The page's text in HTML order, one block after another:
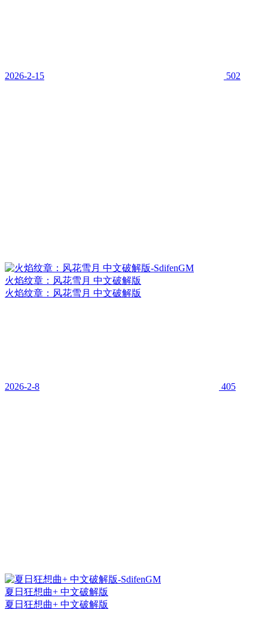
2026-2-15 502
火焰纹章：风花雪月 中文破解版
火焰纹章：风花雪月 中文破解版
2026-2-8 405
夏日狂想曲+ 中文破解版
夏日狂想曲+ 中文破解版